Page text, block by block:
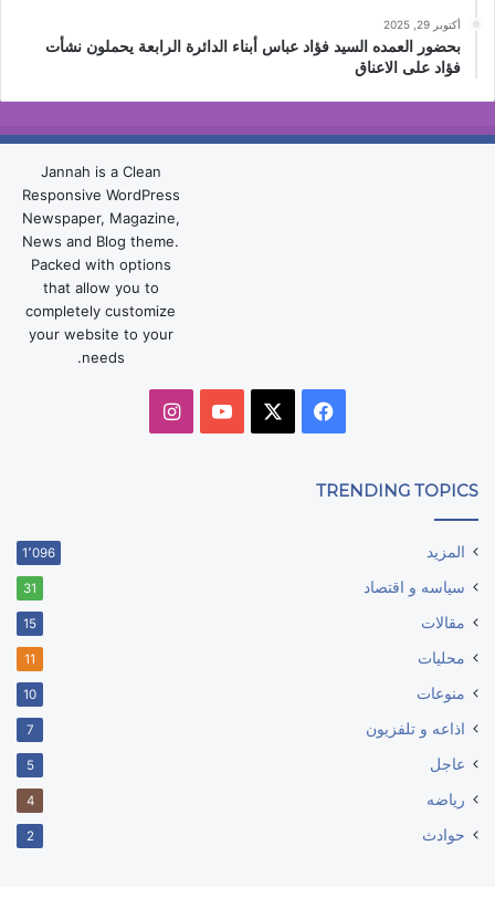
أكتوبر 29, 2025
بحضور العمده السيد فؤاد عباس أبناء الدائرة الرابعة يحملون نشأت
فؤاد على الاعناق
Jannah is a Clean
Responsive WordPress
Newspaper, Magazine,
News and Blog theme.
Packed with options
that allow you to
completely customize
your website to your
needs.
فيسبوك ‫YouTubeانستقرام
TRENDING TOPICS
المزيد 1٬096
سياسه و اقتصاد 31
مقالات 15
محليات 11
منوعات 10
اذاعه و تلفزيون 7
عاجل 5
رياضه 4
حوادث 2